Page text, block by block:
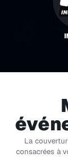
La
consacrées à